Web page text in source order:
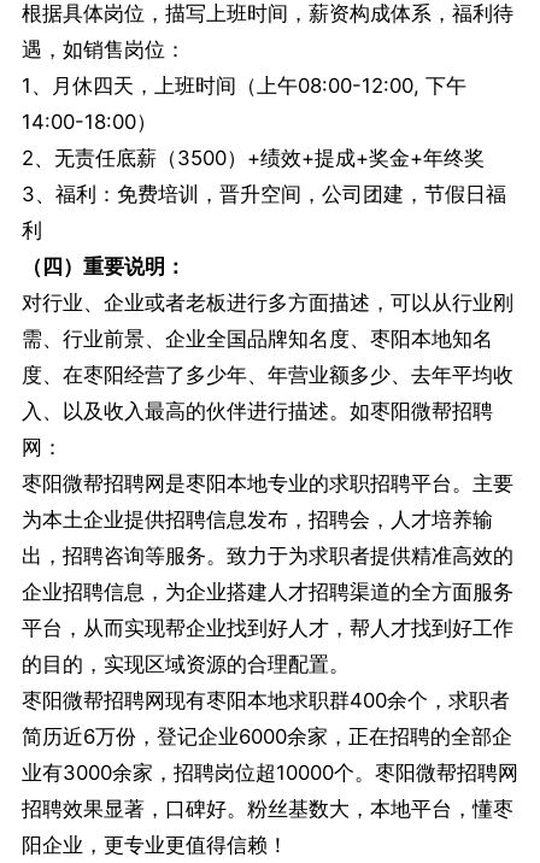
根据具体岗位，描写上班时间，薪资构成体系，福利待
遇，如销售岗位：
1、月休四天，上班时间（上午08:00-12:00, 下午
14:00-18:00）
2、无责任底薪（3500）+绩效+提成+奖金+年终奖
3、福利：免费培训，晋升空间，公司团建，节假日福
利
（四）重要说明：
对行业、企业或者老板进行多方面描述，可以从行业刚
需、行业前景、企业全国品牌知名度、枣阳本地知名
度、在枣阳经营了多少年、年营业额多少、去年平均收
入、以及收入最高的伙伴进行描述。如枣阳微帮招聘
网：
枣阳微帮招聘网是枣阳本地专业的求职招聘平台。主要
为本土企业提供招聘信息发布，招聘会，人才培养输
出，招聘咨询等服务。致力于为求职者提供精准高效的
企业招聘信息，为企业搭建人才招聘渠道的全方面服务
平台，从而实现帮企业找到好人才，帮人才找到好工作
的目的，实现区域资源的合理配置。
枣阳微帮招聘网现有枣阳本地求职群400余个，求职者
简历近6万份，登记企业6000余家，正在招聘的全部企
业有3000余家，招聘岗位超10000个。枣阳微帮招聘网
招聘效果显著，口碑好。粉丝基数大，本地平台，懂枣
阳企业，更专业更值得信赖！